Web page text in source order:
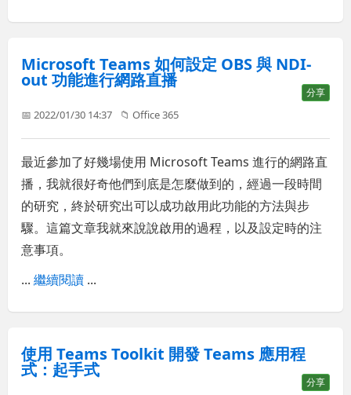
Microsoft Teams 如何設定 OBS 與 NDI-
out 功能進行網路直播
分享
📅 2022/01/30 14:37 📁Office 365
最近參加了好幾場使用 Microsoft Teams 進行的網路直
播，我就很好奇他們到底是怎麼做到的，經過一段時間
的研究，終於研究出可以成功啟用此功能的方法與步
驟。這篇文章我就來說說啟用的過程，以及設定時的注
意事項。
...繼續閱讀 ...
使用 Teams Toolkit 開發 Teams 應用程
式：起手式
分享